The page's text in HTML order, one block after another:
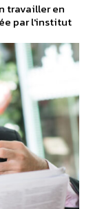
travailler en
par l'institut